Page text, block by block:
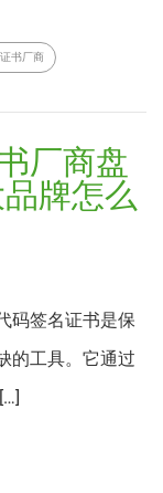
书厂商
厂商盘
牌怎么
码签名证书是保
的工具。它通过